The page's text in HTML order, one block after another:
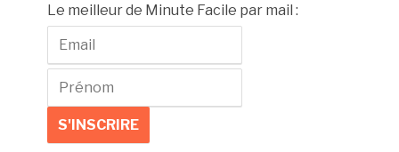
Le meilleur de Minute Facile par mail :